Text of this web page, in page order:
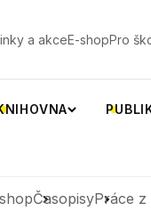
a akceE-shopPro
ČasopisyPráce z